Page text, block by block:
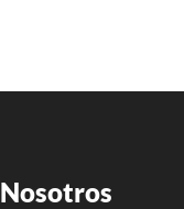
Nosotros